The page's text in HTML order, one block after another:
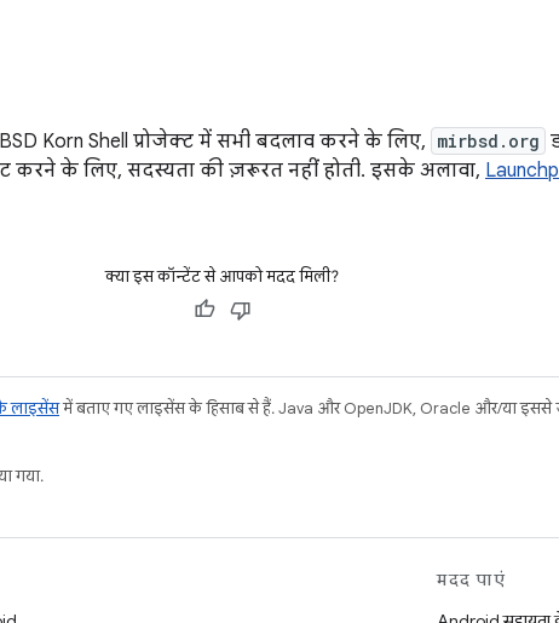
Korn Shell प्रोजेक्ट में सभी बदलाव करने के लिए, mirbsd.org
करने के लिए, सदस्यता की ज़रूरत नहीं होती. इसके अलावा,
क्या इस कॉन्टेंट से आपको मदद मिली?
लाइसेंसमें बताए गए लाइसेंस के हिसाब से हैं. Java और OpenJDK, Oracle और/या इससे
गया.
मदद पाएं